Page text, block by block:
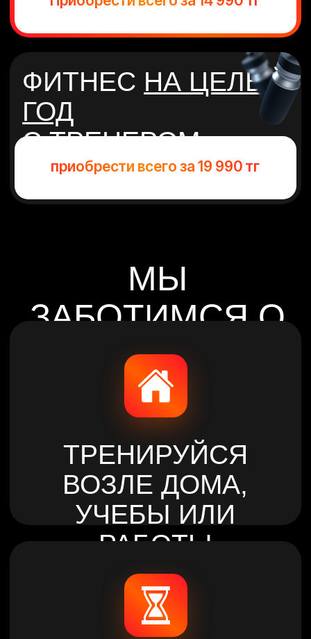
МЫ
ЗАБОТИМСЯ О
ВАС
ТРЕНИРУЙСЯ
ВОЗЛЕ ДОМА,
РАБОТЫ
И ВРЕМЯ
8 ФИЛИАЛОВ
ПО ГОРОДУ
АСТАНА
САМАЯ КРУПНАЯ
ФИТНЕС-
КЛУБОВ В